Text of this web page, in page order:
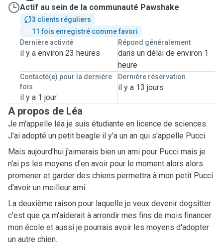
Actif au sein de la communauté Pawshake
3 clients réguliers
11 fois enregistré comme favori
Dernière activité
il y a environ 23 heures
Répond généralement
dans un délai de environ 1
heure
Contacté(e) pour la dernière
fois
il y a 1 jour
Dernière réservation
il y a 13 jours
A propos de Léa
Je m'appelle léa je suis étudiante en licence de sciences.
J'ai adopté un petit beagle il y'a un an qui s'appelle Pucci.
Mais aujourd'hui j'aimerais bien un ami pour Pucci mais je
n'ai ps les moyens d'en avoir pour le moment alors alors
promener et garder des chiens permettra à mon petit Pucci
d'avoir un meilleur ami.
La deuxième raison pour laquelle je veux devenir dogsitter
c'est que ça m'aiderait à arrondir mes fins de mois financer
mon école et aussi je pourrais avoir les moyens d'adopter
un autre chien.